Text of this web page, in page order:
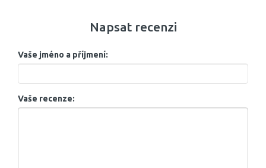
Napsat recenzi
Vaše jméno a příjmení:
Vaše recenze: